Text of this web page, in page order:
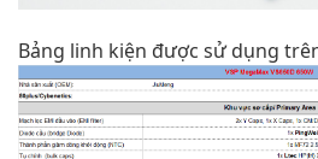
Bảng linh kiện được sử dụng